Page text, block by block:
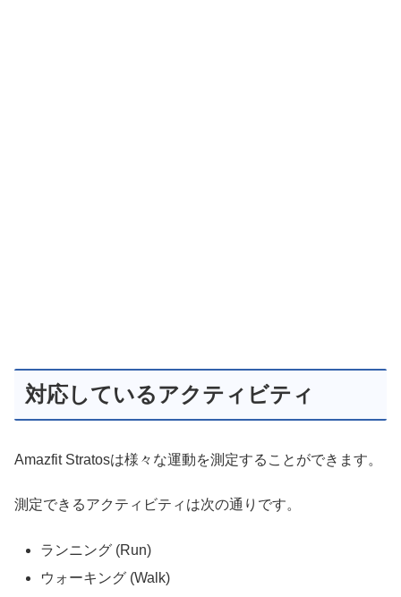
対応しているアクティビティ
Amazfit Stratosは様々な運動を測定することができます。
測定できるアクティビティは次の通りです。
ランニング (Run)
ウォーキング (Walk)